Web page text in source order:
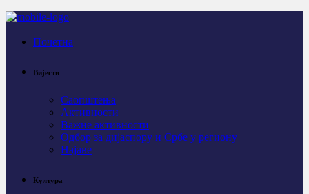
Почетна
Вијести
Саопштења
Активности
Важне активности
Одбор за дијаспору и Србе у региону
Најаве
Култура